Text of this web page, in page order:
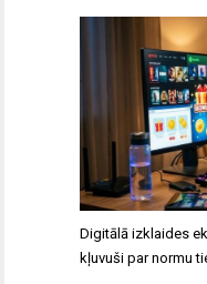
Digitālā izklaides
kļuvuši par normu